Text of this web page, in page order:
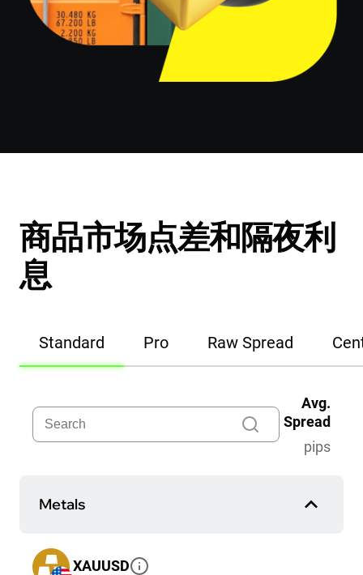
商品市场点差和隔夜利
息
Pro Raw Spread
Standard
Avg.
Spread
pips
Metals
XAUUSD